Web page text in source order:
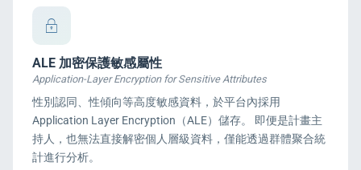
ALE 加密保護敏感屬性
Application-Layer Encryption for Sensitive Attributes
性別認同、性傾向等高度敏感資料，於平台內採用
Application Layer Encryption（ALE）儲存。 即便是計畫主
持人，也無法直接解密個人層級資料，僅能透過群體聚合統
計進行分析。